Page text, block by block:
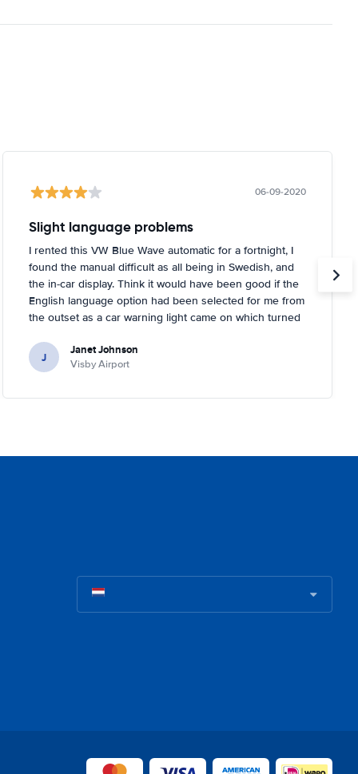
06-09-2020
Slight language problems
I rented this VW Blue Wave automatic for a fortnight, I
found the manual difficult as all being in Swedish, and
the in-car display. Think it would have been good if the
English language option had been selected for me from
the outset as a car warning light came on which turned
helpful and came out to a garage near to where I was
staying and inflated the tyres for me. You had to tell the
J Janet Johnson
Visby Airport